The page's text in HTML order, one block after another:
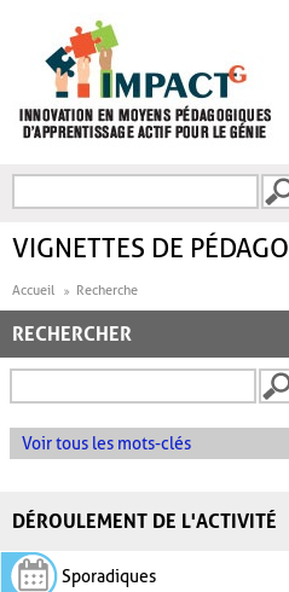
FORMULAIRE DE
VIGNETTES DE
Accueil Recherche
RECHERCHER
Voir tous les mots-clés
DÉROULEMENT DE L'ACTIVITÉ
Sporadiques